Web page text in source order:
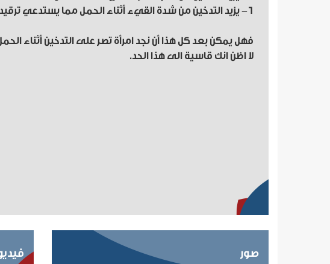
6- يزيد التدخين من شدة القيء أثناء الحمل مما يستدعي ترقيد المرأة الحامل في المستشفى.
فهل يمكن بعد كل هذا أن نجد امرأة تصر على التدخين أثناء
لا اظن انك قاسية الى هذا الحد.
صور